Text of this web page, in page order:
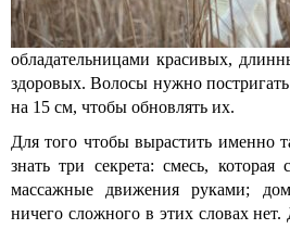
обладательницами красивых,
здоровых. Волосы нужно постригать
на 15 см, чтобы обновлять их.
Для того чтобы вырастить именно
знать три секрета: смесь, которая
массажные движения руками;
ничего сложного в этих словах